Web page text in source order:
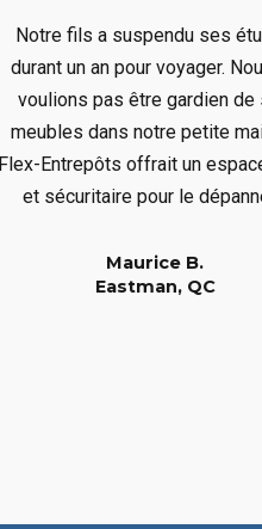
Notre fils a suspendu ses
durant un an pour voyager.
voulions pas être gardien de
meubles dans notre petite
Flex-Entrepôts offrait un
et sécuritaire pour le
Maurice B.
Eastman, QC